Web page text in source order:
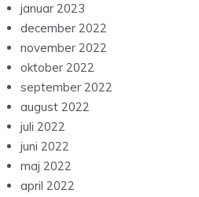
januar 2023
december 2022
november 2022
oktober 2022
september 2022
august 2022
juli 2022
juni 2022
maj 2022
april 2022